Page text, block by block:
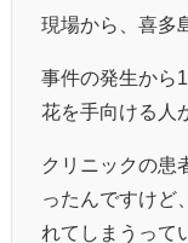
現場から、喜多
事件の発生から
花を手向ける人
クリニックの患
ったんですけど
れてしまうって